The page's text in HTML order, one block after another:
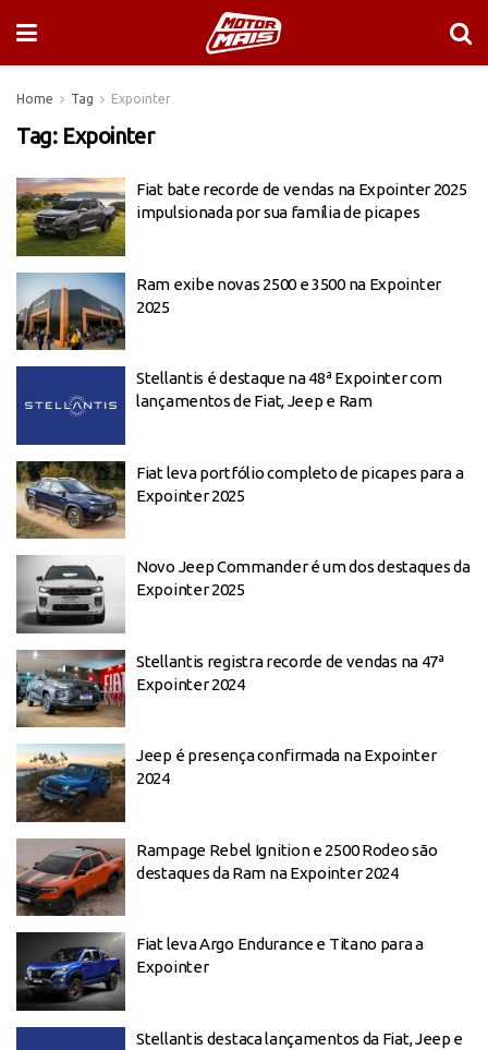
Home Tag Expointer
Tag: Expointer
Fiat bate recorde de vendas na Expointer 2025
impulsionada por sua família de picapes
Ram exibe novas 2500 e 3500 na Expointer
2025
Stellantis é destaque na 48ª Expointer com
lançamentos de Fiat, Jeep e Ram
Fiat leva portfólio completo de picapes para a
Expointer 2025
Novo Jeep Commander é um dos destaques da
Expointer 2025
Stellantis registra recorde de vendas na 47ª
Expointer 2024
Jeep é presença confirmada na Expointer
2024
Rampage Rebel Ignition e 2500 Rodeo são
destaques da Ram na Expointer 2024
Fiat leva Argo Endurance e Titano para a
Expointer
Stellantis destaca lançamentos da Fiat, Jeep e